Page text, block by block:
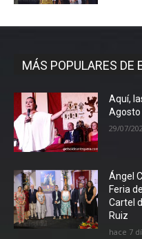
MÁS POPULARES DE
Aquí,
Agosto
29/07/
Ángel
Feria
Cartel
Ruiz
hace 7